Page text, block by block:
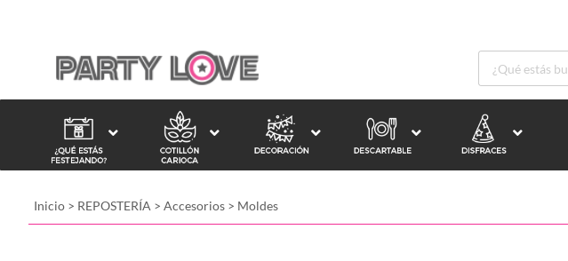
Inicio > REPOSTERÍA > Accesorios > Moldes